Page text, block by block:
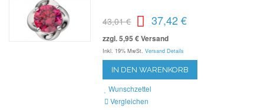
43,01 € 37,42 €
zzgl. 5,95 € Versand
Inkl. 19% MwSt. Versand Details
IN DEN WARENKORB
Wunschzettel
Vergleichen